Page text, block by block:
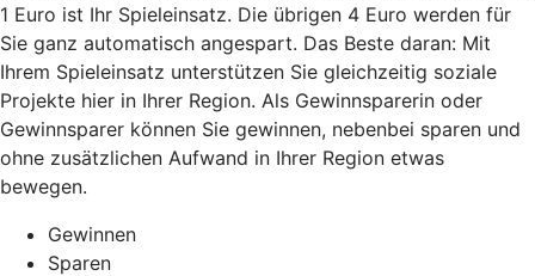
1 Euro ist Ihr Spieleinsatz. Die übrigen 4 Euro werden für
Sie ganz automatisch angespart. Das Beste daran: Mit
Ihrem Spieleinsatz unterstützen Sie gleichzeitig soziale
Projekte hier in Ihrer Region. Als Gewinnsparerin oder
Gewinnsparer können Sie gewinnen, nebenbei sparen und
ohne zusätzlichen Aufwand in Ihrer Region etwas
bewegen.
Gewinnen
Sparen